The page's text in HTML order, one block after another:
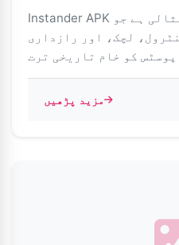
Instander APK ان لوگوں کے لیے مثالی ہے جو
لچک، اور رازداری
مزید پڑھیں